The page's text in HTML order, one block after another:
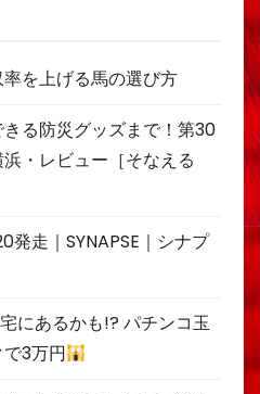
を上げる馬の選び方
る防災グッズまで！第30
・レビュー［そなえる
発走｜SYNAPSE｜シナプ
宅にあるかも!? パチンコ玉
3万円